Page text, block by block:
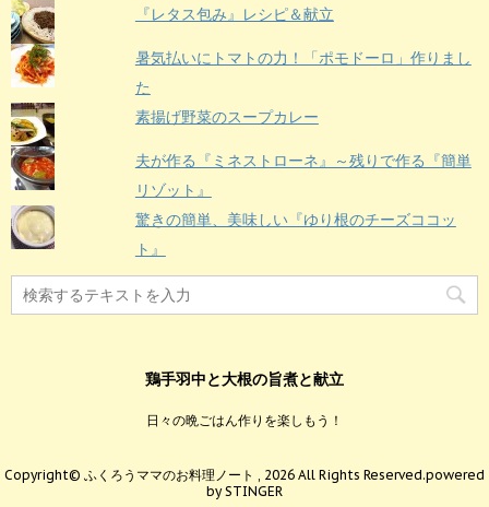
『レタス包み』レシピ＆献立
暑気払いにトマトの力！「ポモドーロ」作りまし
た
素揚げ野菜のスープカレー
夫が作る『ミネストローネ』～残りで作る『簡単
リゾット』
驚きの簡単、美味しい『ゆり根のチーズココッ
ト』
鶏手羽中と大根の旨煮と献立
日々の晩ごはん作りを楽しもう！
Copyright© ふくろうママのお料理ノート , 2026 All Rights Reserved.powered
by STINGER